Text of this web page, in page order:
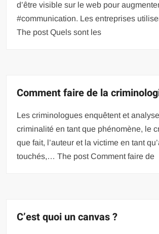
d’être visible sur le web pour
#communication. Les entreprises
The post Quels sont les
Comment faire de la
Les criminologues enquêtent et
criminalité en tant que phénomène, le
que fait, l’auteur et la victime en tant
touchés,… The post Comment faire de
C’est quoi un canvas ?